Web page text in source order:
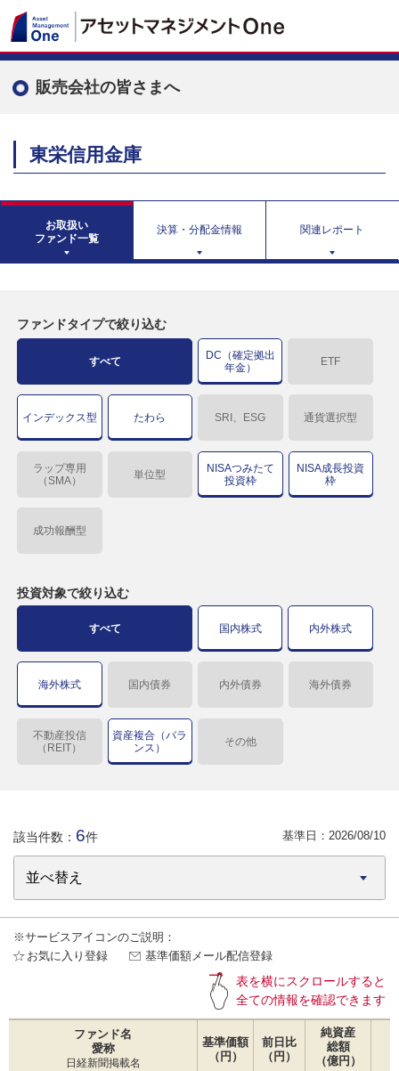
販売会社の皆さまへ
東栄信用金庫
お取扱い
ファンド一覧
決算・分配金情報 関連レポート
ファンドタイプで絞り込む
すべて
DC（確定拠出
年金）
ETF
インデックス型 たわら SRI、ESG 通貨選択型
ラップ専用
（SMA）
単位型
NISAつみたて
投資枠
NISA成長投資
枠
成功報酬型
投資対象で絞り込む
すべて 国内株式 内外株式
海外株式 国内債券 内外債券 海外債券
不動産投信
（REIT）
資産複合（バラ
ンス）
その他
該当件数： 6件 基準日： 2026/08/10
※サービスアイコンのご説明：
お気に入り登録
基準価額メール配信登録
表を横にスクロールすると
全ての情報を確認できます
ファンド名
愛称
日経新聞掲載名
基準価額
（円）
前日比
（円）
純資産
総額
（億円）